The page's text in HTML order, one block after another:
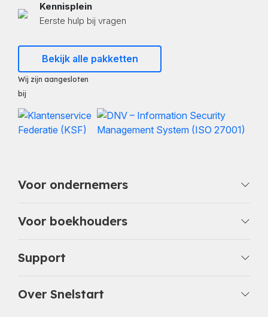
Kennisplein
Eerste hulp bij vragen
Bekijk alle pakketten
Wij zijn aangesloten
bij
Voor ondernemers
Voor boekhouders
Support
Over Snelstart